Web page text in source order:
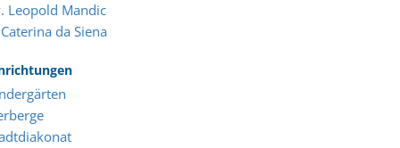
Leopold Mandic
da Siena